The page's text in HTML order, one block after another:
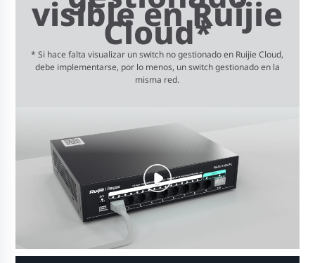
visible en Ruijie
Cloud*
* Si hace falta visualizar un switch no gestionado en Ruijie Cloud,
debe implementarse, por lo menos, un switch gestionado en la
misma red.